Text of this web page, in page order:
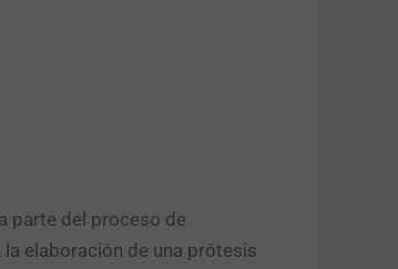
parte del proceso de
elaboración de una prótesis